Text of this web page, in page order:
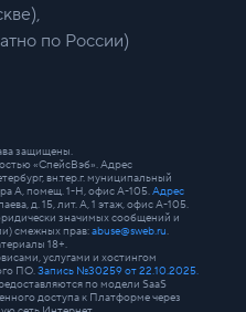
по России)
защищены.
«СпейсВэб». Адрес
вн.тер.г. муниципальный
А, помещ. 1-Н, офис А-105. Адрес
д. 15, лит. А, 1 этаж, офис А-105.
значимых сообщений и
смежных прав:abuse@sweb.ru
18+.
услугами и хостингом
ПО. Запись №30259 от 22.10.2025.
по модели SaaS
доступа к Платформе через